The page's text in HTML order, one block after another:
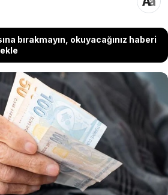
bırakmayın, okuyacağınız haberi
ve AKP Genel Başkanı Recep
2024 yılını "Emekliler Yılı"
DİSK Emekli-Sen Genel
Kalender, 2024 yılının ilk 11
emeklinin çalışırken hayatını
açıkladı.